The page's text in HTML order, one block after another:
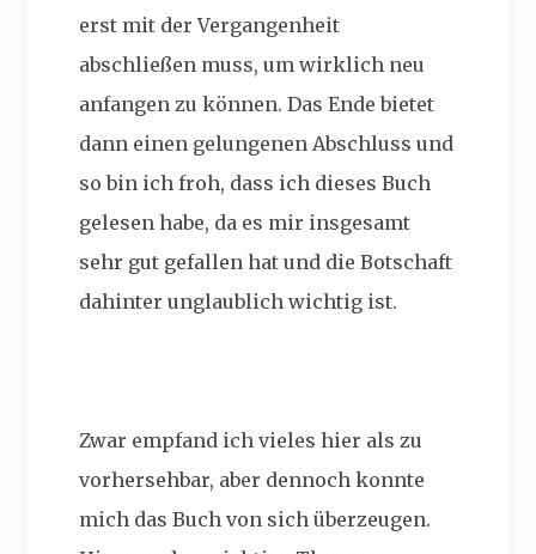
erst mit der Vergangenheit
abschließen muss, um wirklich neu
anfangen zu können. Das Ende bietet
dann einen gelungenen Abschluss und
so bin ich froh, dass ich dieses Buch
gelesen habe, da es mir insgesamt
sehr gut gefallen hat und die Botschaft
dahinter unglaublich wichtig ist.
Zwar empfand ich vieles hier als zu
vorhersehbar, aber dennoch konnte
mich das Buch von sich überzeugen.